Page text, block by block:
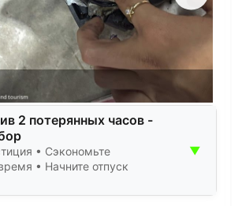
2 потерянных часов -
• Сэкономьте
• Начните отпуск
▼